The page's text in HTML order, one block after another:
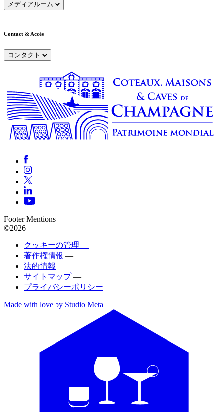
メディアルーム
Contact & Accès
コンタクト
Footer Mentions
©2026
クッキーの管理 —
著作権情報 —
法的情報 —
サイトマップ —
プライバシーポリシー
Made with love by Studio Meta